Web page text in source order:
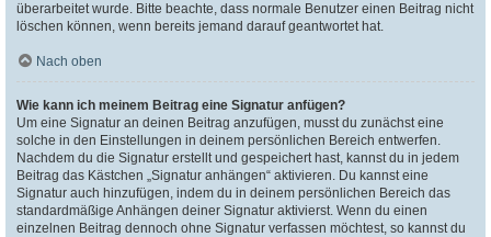
überarbeitet wurde. Bitte beachte, dass normale Benutzer einen Beitrag nicht
löschen können, wenn bereits jemand darauf geantwortet hat.
Nach oben
Wie kann ich meinem Beitrag eine Signatur anfügen?
Um eine Signatur an deinen Beitrag anzufügen, musst du zunächst eine
solche in den Einstellungen in deinem persönlichen Bereich entwerfen.
Nachdem du die Signatur erstellt und gespeichert hast, kannst du in jedem
Beitrag das Kästchen „Signatur anhängen“ aktivieren. Du kannst eine
Signatur auch hinzufügen, indem du in deinem persönlichen Bereich das
standardmäßige Anhängen deiner Signatur aktivierst. Wenn du einen
einzelnen Beitrag dennoch ohne Signatur verfassen möchtest, so kannst du